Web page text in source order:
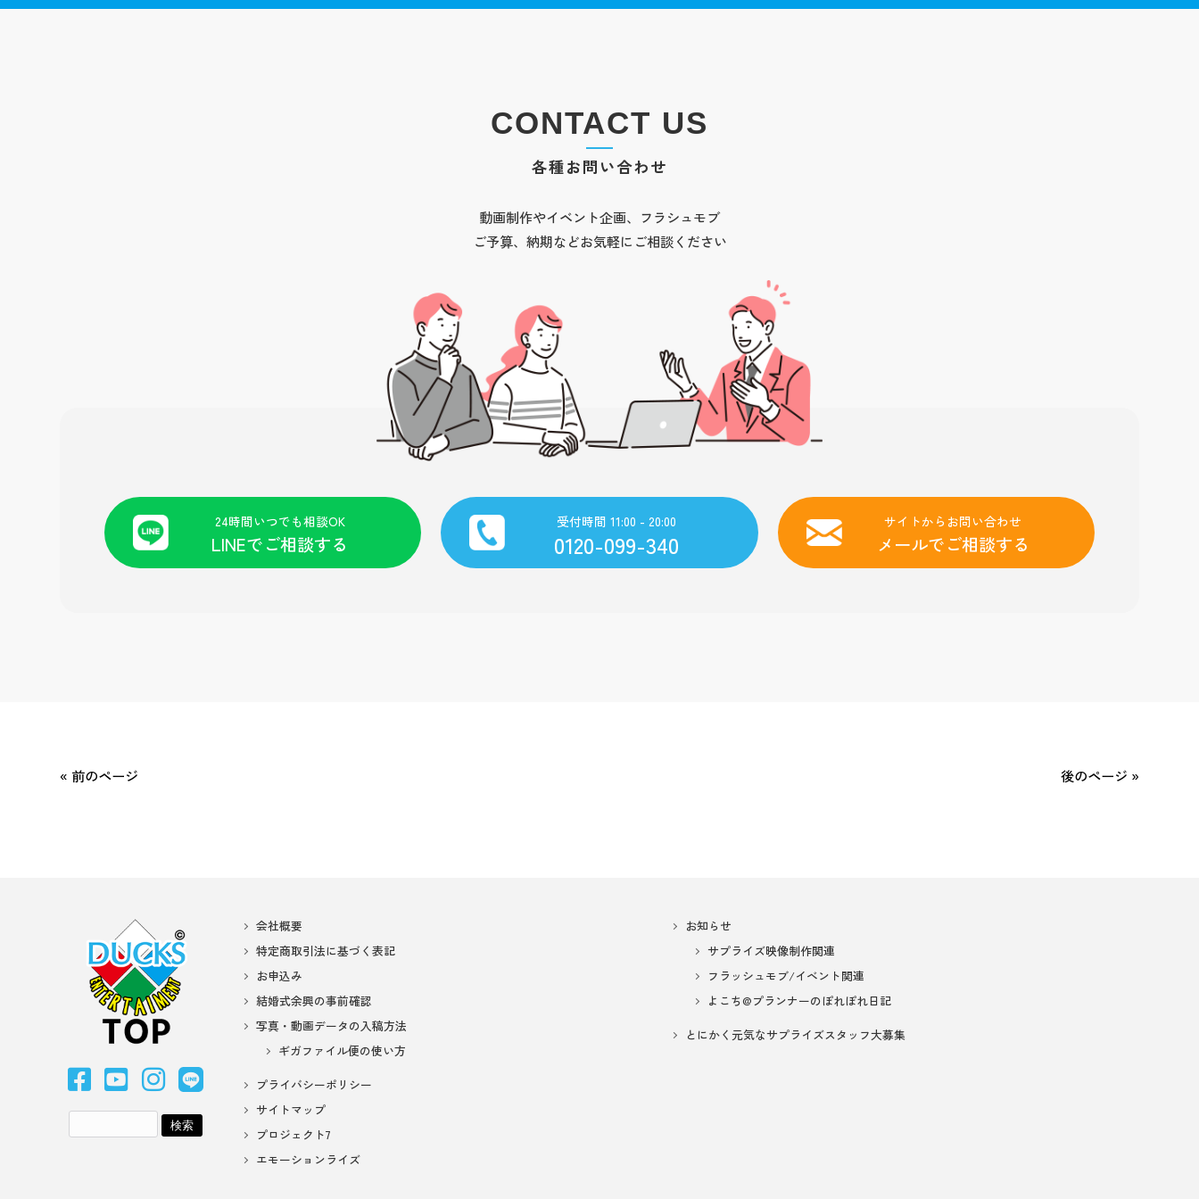
CONTACT US
各種お問い合わせ
動画制作やイベント企画、フラシュモブ
ご予算、納期などお気軽にご相談ください
24時間いつでも相談OK
LINEでご相談する
受付時間 11:00 - 20:00
0120-099-340
サイトからお問い合わせ
メールでご相談する
« 前のページ 後のページ »
会社概要
特定商取引法に基づく表記
お申込み
結婚式余興の事前確認
写真・動画データの入稿方法
ギガファイル便の使い方
プライバシーポリシー
サイトマップ
プロジェクト7
エモーションライズ
お知らせ
サプライズ映像制作関連
フラッシュモブ/イベント関連
よこち@プランナーのぽれぽれ日記
とにかく元気なサプライズスタッフ大募集